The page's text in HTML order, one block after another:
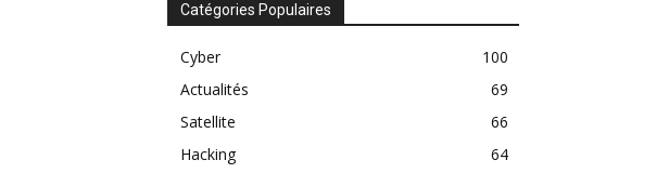
Catégories Populaires
Cyber
100
Actualités
69
Satellite
66
Hacking
64